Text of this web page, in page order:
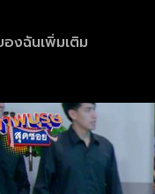
องฉันเพิ่มเติม